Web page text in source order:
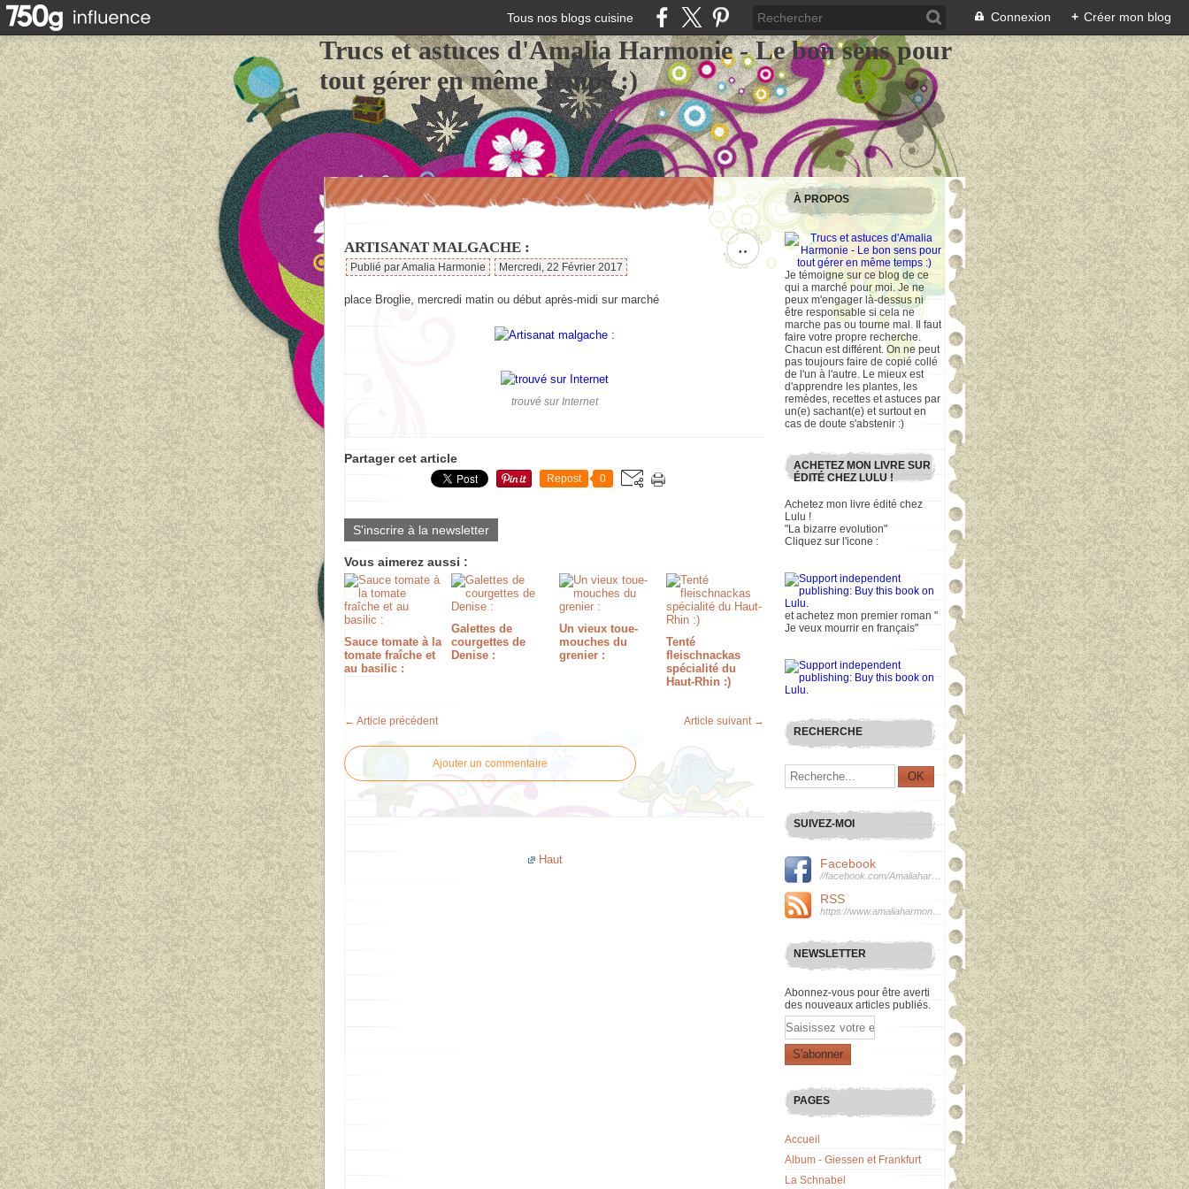
Tous nos blogs cuisine Connexion + Créer mon blog
Trucs et astuces d'Amalia Harmonie - Le bon sens pour
tout gérer en même temps :)
…
ARTISANAT MALGACHE :
Publié par Amalia Harmonie Mercredi, 22 Février 2017
place Broglie, mercredi matin ou début après-midi sur marché
trouvé sur Internet
Partager cet article
Repost 0
S'inscrire à la newsletter
Vous aimerez aussi :
Sauce tomate à la
tomate fraîche et
au basilic :
Galettes de
courgettes de
Denise :
Un vieux toue-
mouches du
grenier :
Tenté
fleischnackas
spécialité du
Haut-Rhin :)
← Article précédent Article suivant →
Ajouter un commentaire
Haut
À PROPOS
Je témoigne sur ce blog de ce
qui a marché pour moi. Je ne
peux m'engager là-dessus ni
être responsable si cela ne
marche pas ou tourne mal. Il faut
faire votre propre recherche.
Chacun est différent. On ne peut
pas toujours faire de copié collé
de l'un à l'autre. Le mieux est
d'apprendre les plantes, les
remèdes, recettes et astuces par
un(e) sachant(e) et surtout en
cas de doute s'abstenir :)
ACHETEZ MON LIVRE SUR
ÉDITÉ CHEZ LULU !
Achetez mon livre édité chez
Lulu !
"La bizarre evolution"
Cliquez sur l'icone :
et achetez mon premier roman "
Je veux mourrir en français"
RECHERCHE
SUIVEZ-MOI
Facebook
RSS
NEWSLETTER
Abonnez-vous pour être averti
des nouveaux articles publiés.
Email
PAGES
Accueil
Album - Giessen et Frankfurt
La Schnabel